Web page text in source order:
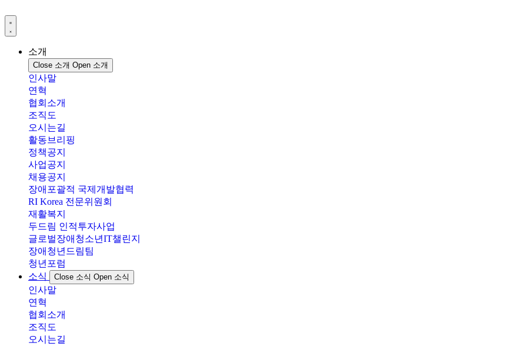
텐
츠
소개
Close 소개 Open 소개
인사말
연혁
협회소개
조직도
오시는길
활동브리핑
정책공지
사업공지
채용공지
장애포괄적 국제개발협력
RI Korea 전문위원회
재활복지
두드림 인적투자사업
글로벌장애청소년IT챌린지
장애청년드림팀
청년포럼
소식
Close 소식 Open 소식
인사말
연혁
협회소개
조직도
오시는길